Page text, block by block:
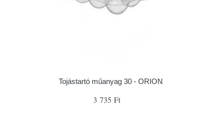
Tojástartó műanyag 30 - ORION
3 735 Ft